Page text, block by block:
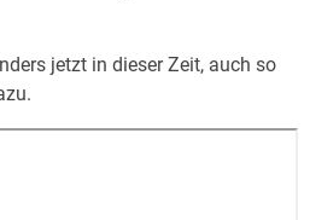
jetzt in dieser Zeit, auch so